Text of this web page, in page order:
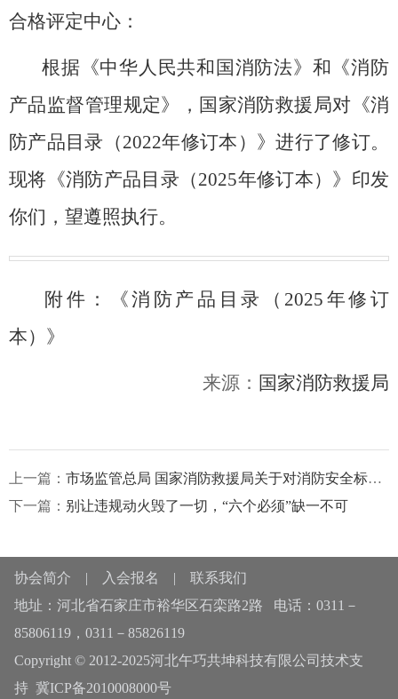
合格评定中心：
根据《中华人民共和国消防法》和《消防
产品监督管理规定》， 国家消防救援局对《消
防产品目录（2022年修订本）》进行了修订。
现将《消防产品目录（2025年修订本）》印发
你们，望遵照执行。
附件：《消防产品目录（ 2025 年修订
本） 》
来源： 国家消防救援局
上一篇： 市场监管总局 国家消防救援局关于对消防安全标志不再实施强制性产品认证管理的公告
下一篇： 别让违规动火毁了一切，“六个必须”缺一不可
协会简介 | 入会报名 | 联系我们
地址：河北省石家庄市裕华区石栾路2路 电话：0311－
85806119，0311－85826119
Copyright © 2012-2025河北午巧共坤科技有限公司技术支
持 冀ICP备2010008000号